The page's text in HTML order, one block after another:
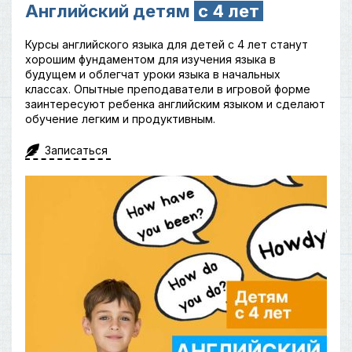
Английский детям с 4 лет
Курсы английского языка для детей с 4 лет станут
хорошим фундаментом для изучения языка в
будущем и облегчат уроки языка в начальных
классах. Опытные преподаватели в игровой форме
заинтересуют ребенка английским языком и сделают
обучение легким и продуктивным.
Записаться